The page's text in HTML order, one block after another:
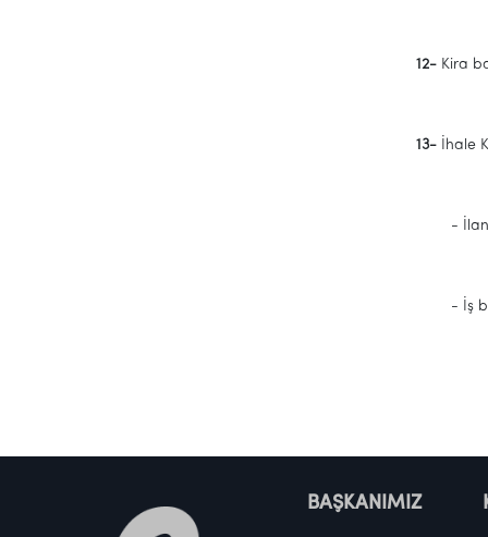
12- Kira
13- İhale
- İlan
- İş bu
BAŞKANIMIZ